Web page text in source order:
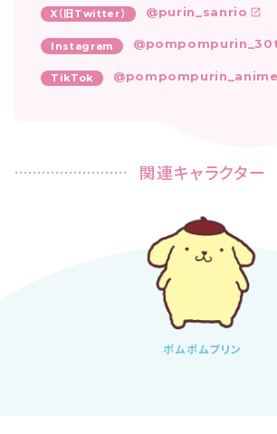
X（旧Twitter） @purin_sanrio
Instagram
TikTok @pompompurin_anime
関連キャラクター
ポムポムプリン